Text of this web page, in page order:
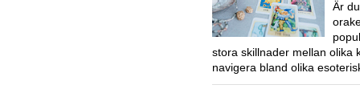
Är
stora skillnader mellan olika
navigera bland olika